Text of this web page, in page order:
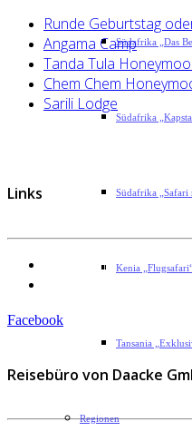
Südafrika „Das
Südafrika
Südafrika
Kenia
Tansania
Regionen
Runde Geburtstag
Angama Camp
Tanda Tula
Chem Chem
Sarili Lodge
Links
Datenschutzerklärung
Facebook
Reisebüro von Daacke